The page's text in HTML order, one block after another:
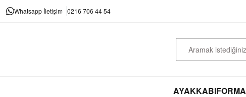
Whatsapp İletişim 0216 706 44 54
AYAKKABI